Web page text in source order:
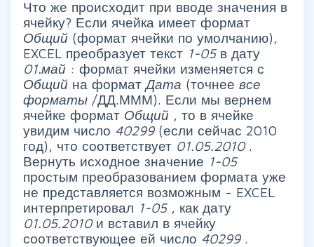
Что же происходит при вводе значения в
ячейку? Если ячейка имеет формат
Общий (формат ячейки по умолчанию),
EXCEL преобразует текст 1-05 в дату
01.май : формат ячейки изменяется с
Общий на форматДата (точнее все
форматы /ДД.МММ). Если мы вернем
ячейке формат Общий , то в ячейке
увидим число 40299 (если сейчас 2010
год), что соответствует 01.05.2010 .
Вернуть исходное значение 1-05
простым преобразованием формата уже
не представляется возможным - EXCEL
интерпретировал 1-05 , как дату
01.05.2010 и вставил в ячейку
соответствующее ей число 40299 .